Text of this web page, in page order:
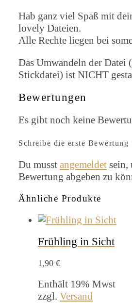
Hab ganz viel Spaß mit
lovely Dateien.
Alle Rechte liegen bei
Das Umwandeln der Datei
Stickdatei) ist NICHT
Bewertungen
Es gibt noch keine
Schreibe die erste Bewertung
Du musst angemeldet sein,
Bewertung abgeben zu
Ähnliche Produkte
Frühling in Sicht
1,90 €
Enthält 19% Mwst
zzgl. Versand